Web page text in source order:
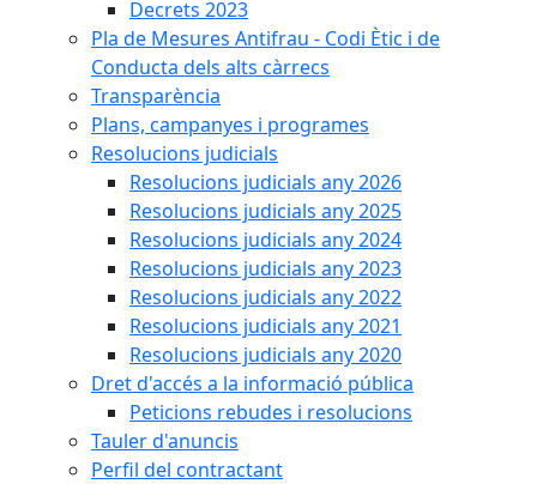
Decrets 2023
Pla de Mesures Antifrau - Codi Ètic i de
Conducta dels alts càrrecs
Transparència
Plans, campanyes i programes
Resolucions judicials
Resolucions judicials any 2026
Resolucions judicials any 2025
Resolucions judicials any 2024
Resolucions judicials any 2023
Resolucions judicials any 2022
Resolucions judicials any 2021
Resolucions judicials any 2020
Dret d'accés a la informació pública
Peticions rebudes i resolucions
Tauler d'anuncis
Perfil del contractant